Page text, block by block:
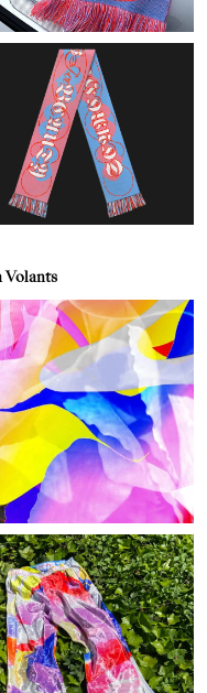
Volants